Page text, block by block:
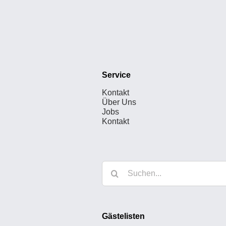
Service
Kontakt
Über Uns
Jobs
Kontakt
Suche
nach:
Gästelisten